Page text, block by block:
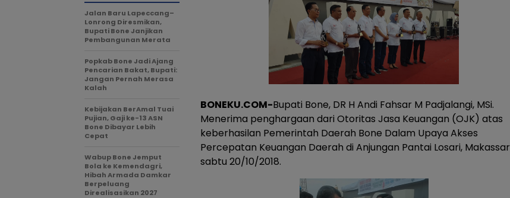
BONEKU.COM-Bupati Bone, DR H Andi Fahsar M Padjalangi, MSi.
Menerima penghargaan dari Otoritas Jasa Keuangan (OJK) atas
keberhasilan Pemerintah Daerah Bone Dalam Upaya Akses
Percepatan Keuangan Daerah di Anjungan Pantai Losari, Makassar
sabtu 20/10/2018.
Jalan Baru Lapeccang–
Lonrong Diresmikan,
Bupati Bone Janjikan
Pembangunan Merata
Popkab Bone Jadi Ajang
Pencarian Bakat, Bupati:
Jangan Pernah Merasa
Kalah
Kebijakan BerAmal Tuai
Pujian, Gaji ke-13 ASN
Bone Dibayar Lebih
Cepat
Wabup Bone Jemput
Bola ke Kemendagri,
Hibah Armada Damkar
Berpeluang
Direalisasikan 2027